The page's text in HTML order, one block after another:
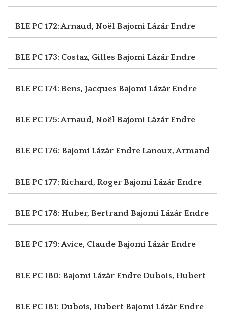
BLE PC 172: Arnaud, Noël Bajomi Lázár Endre
BLE PC 173: Costaz, Gilles Bajomi Lázár Endre
BLE PC 174: Bens, Jacques Bajomi Lázár Endre
BLE PC 175: Arnaud, Noël Bajomi Lázár Endre
BLE PC 176: Bajomi Lázár Endre Lanoux, Armand
BLE PC 177: Richard, Roger Bajomi Lázár Endre
BLE PC 178: Huber, Bertrand Bajomi Lázár Endre
BLE PC 179: Avice, Claude Bajomi Lázár Endre
BLE PC 180: Bajomi Lázár Endre Dubois, Hubert
BLE PC 181: Dubois, Hubert Bajomi Lázár Endre